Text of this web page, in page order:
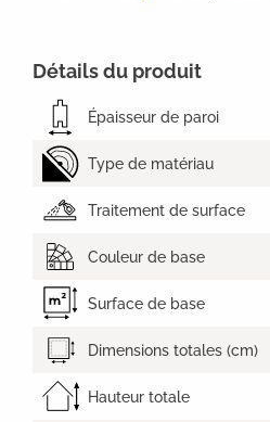
Détails du produit
Épaisseur de paroi
Type de matériau
Traitement de surface
Couleur de base
Surface de base
Dimensions totales (cm)
Hauteur totale